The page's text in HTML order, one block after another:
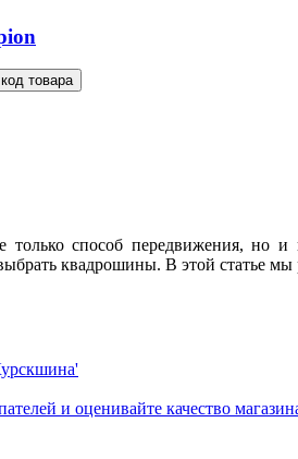
товара
способ передвижения, но
квадрошины. В этой статье